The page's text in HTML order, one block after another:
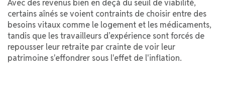
Avec des revenus bien en deçà du seuil de viabilité,
certains aînés se voient contraints de choisir entre des
besoins vitaux comme le logement et les médicaments,
tandis que les travailleurs d’expérience sont forcés de
repousser leur retraite par crainte de voir leur
patrimoine s'effondrer sous l'effet de l'inflation.